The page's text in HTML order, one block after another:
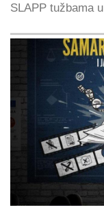
SLAPP tužbama